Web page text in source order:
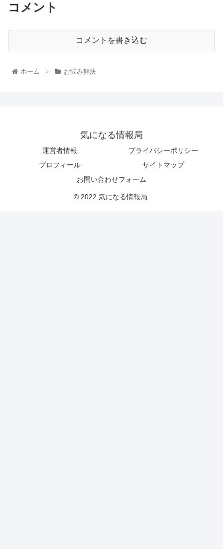
コメント
コメントを書き込む
ホーム お悩み解決
気になる情報局
運営者情報
プライバシーポリシー
プロフィール
サイトマップ
お問い合わせフォーム
© 2022 気になる情報局.